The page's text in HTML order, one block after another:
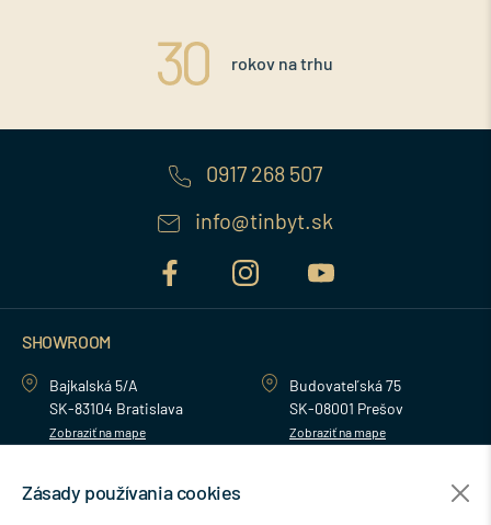
rokov na trhu
0917 268 507
info@tinbyt.sk
SHOWROOM
Bajkalská 5/A
SK-83104 Bratislava
Zobraziť na mape
Budovateľská 75
SK-08001 Prešov
Zobraziť na mape
Zásady používania cookies